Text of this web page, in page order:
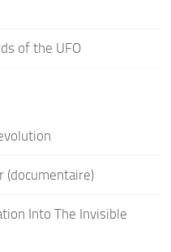
of the UFO
(documentaire)
Into The Invisible